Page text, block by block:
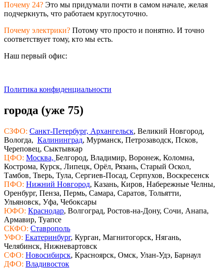
Почему 24? Это мы придумали почти в самом начале, желая
подчеркнуть, что работаем круглосуточно.
Почему электрики? Потому что просто и понятно. И точно
соответствует тому, кто мы есть.
Наш первый офис:
Политика конфиденциальности
города (уже 75)
СЗФО: Санкт-Петербург, Архангельск, Великий Новгород,
Вологда, Калининград, Мурманск, Петрозаводск, Псков,
Череповец, Сыктывкар
ЦФО: Москва, Белгород, Владимир, Воронеж, Коломна,
Кострома, Курск, Липецк, Орёл, Рязань, Старый Оскол,
Тамбов, Тверь, Тула, Сергиев-Посад, Серпухов, Воскресенск
ПФО: Нижний Новгород, Казань, Киров, Набережные Челны,
Оренбург, Пенза, Пермь, Самара, Саратов, Тольятти,
Ульяновск, Уфа, Чебоксары
ЮФО: Краснодар, Волгоград, Ростов-на-Дону, Сочи, Анапа,
Армавир, Туапсе
СКФО: Ставрополь
УФО: Екатеринбург, Курган, Магнитогорск, Нягань,
Челябинск, Нижневартовск
СФО: Новосибирск, Красноярск, Омск, Улан-Удэ, Барнаул
ДФО: Владивосток